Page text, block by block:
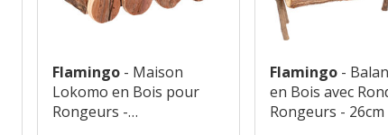
Flamingo - Maison
Lokomo en Bois pour
Rongeurs -
Flamingo -
en Bois avec
Rongeurs - 26cm